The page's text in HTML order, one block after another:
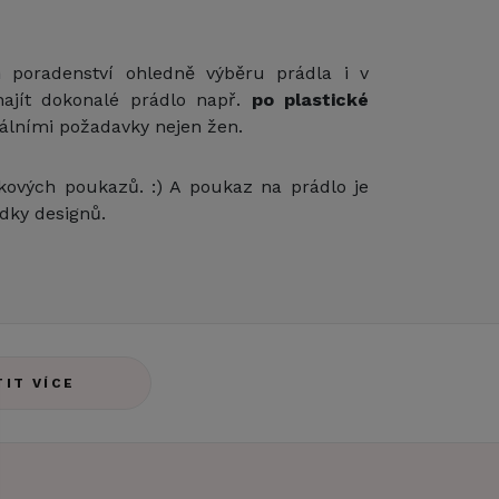
poradenství ohledně výběru prádla i v
dokonalé prádlo např. po plastické
požadavky nejen žen.
poukazů. :) A poukaz na prádlo je
designů.
VÍCE